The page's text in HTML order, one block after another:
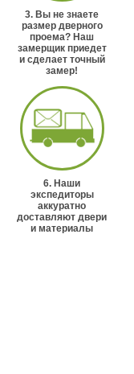
3. Вы не знаете
размер дверного
проема? Наш
замерщик приедет
и сделает точный
замер!
6. Наши
экспедиторы
аккуратно
доставляют двери
и материалы